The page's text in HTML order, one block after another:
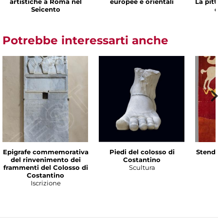
Seicento
Potrebbe interessarti anche
Epigrafe commemorativa
del rinvenimento dei
frammenti del Colosso di
Costantino
Iscrizione
Piedi del colosso di
Costantino
Scultura